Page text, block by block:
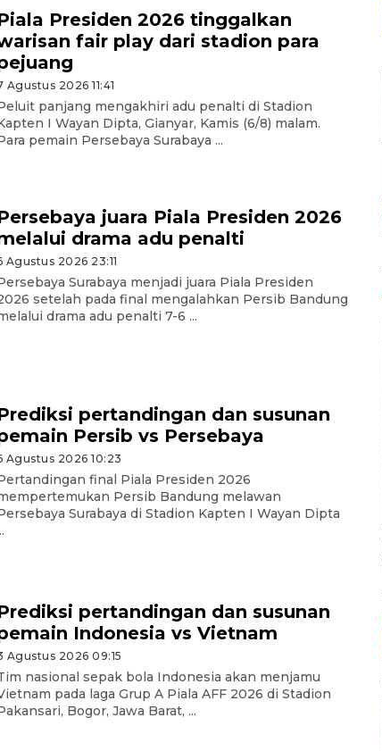
Presiden 2026 tinggalkan
fair play dari stadion para
Agustus 2026 11:41
panjang mengakhiri adu penalti di Stadion
I Wayan Dipta, Gianyar, Kamis (6/8) malam.
pemain Persebaya Surabaya ...
juara Piala Presiden 2026
drama adu penalti
Agustus 2026 23:11
Surabaya menjadi juara Piala Presiden
setelah pada final mengalahkan Persib Bandung
drama adu penalti 7-6 ...
pertandingan dan susunan
Persib vs Persebaya
Agustus 2026 10:23
final Piala Presiden 2026
Persib Bandung melawan
Surabaya di Stadion Kapten I Wayan Dipta
pertandingan dan susunan
Indonesia vs Vietnam
Agustus 2026 09:15
nasional sepak bola Indonesia akan menjamu
pada laga Grup A Piala AFF 2026 di Stadion
Bogor, Jawa Barat, ...